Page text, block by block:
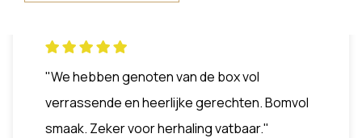
"We hebben genoten van de box vol
verrassende en heerlijke gerechten. Bomvol
smaak. Zeker voor herhaling vatbaar."